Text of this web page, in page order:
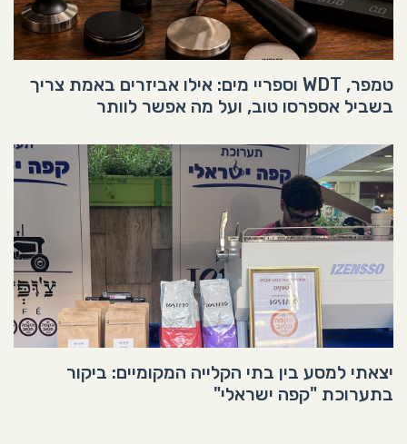
טמפר, WDT וספריי מים: אילו אביזרים באמת צריך
בשביל אספרסו טוב, ועל מה אפשר לוותר
יצאתי למסע בין בתי הקלייה המקומיים: ביקור
בתערוכת "קפה ישראלי"